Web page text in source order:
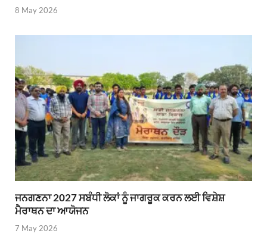
8 May 2026
ਜਨਗਣਨਾ 2027 ਸਬੰਧੀ ਲੋਕਾਂ ਨੂੰ ਜਾਗਰੂਕ ਕਰਨ ਲਈ ਵਿਸ਼ੇਸ਼
ਮੈਰਾਥਨ ਦਾ ਆਯੋਜਨ
7 May 2026